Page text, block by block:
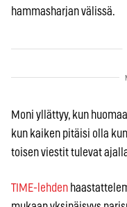
hammasharjan välissä.
Moni yllättyy, kun
kun kaiken pitäisi olla
toisen viestit tulevat
TIME-lehden